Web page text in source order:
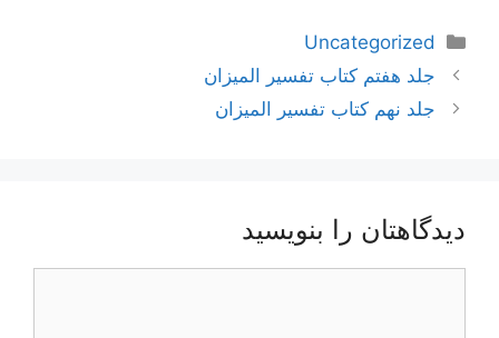
دسته‌ها
Uncategorized
ناوبری
نوشته‌ها
جلد هفتم کتاب تفسیر المیزان
جلد نهم کتاب تفسیر المیزان
دیدگاهتان را بنویسید